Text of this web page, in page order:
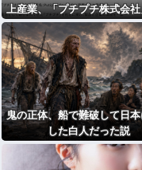
上産業、「プチプチ株式会
名変更
鬼の正体、船で難破して日
した白人だった説